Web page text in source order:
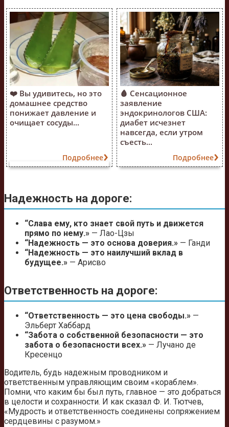
❤️ Вы удивитесь, но это
домашнее средство
понижает давление и
очищает сосуды...
Подробнее
🩸 Сенсационное
заявление
эндокринологов США:
диабет исчезнет
навсегда, если утром
съесть...
Подробнее
Надежность на дороге:
“Слава ему, кто знает свой путь и движется
прямо по нему.» — Лао-Цзы
“Надежность — это основа доверия.» — Ганди
“Надежность — это наилучший вклад в
будущее.» — Арисво
Ответственность на дороге:
“Ответственность — это цена свободы.» —
Эльберт Хаббард
“Забота о собственной безопасности — это
забота о безопасности всех.» — Лучано де
Кресенцо
Водитель, будь надежным проводником и
ответственным управляющим своим «кораблем».
Помни, что каким бы был путь, главное — это добраться
в целости и сохранности. И как сказал Ф. И. Тютчев,
«Мудрость и ответственность соединены сопряжением
сердцевины с разумом.»